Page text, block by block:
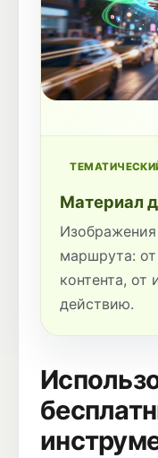
Материал
маршрута:
контента,
действию.